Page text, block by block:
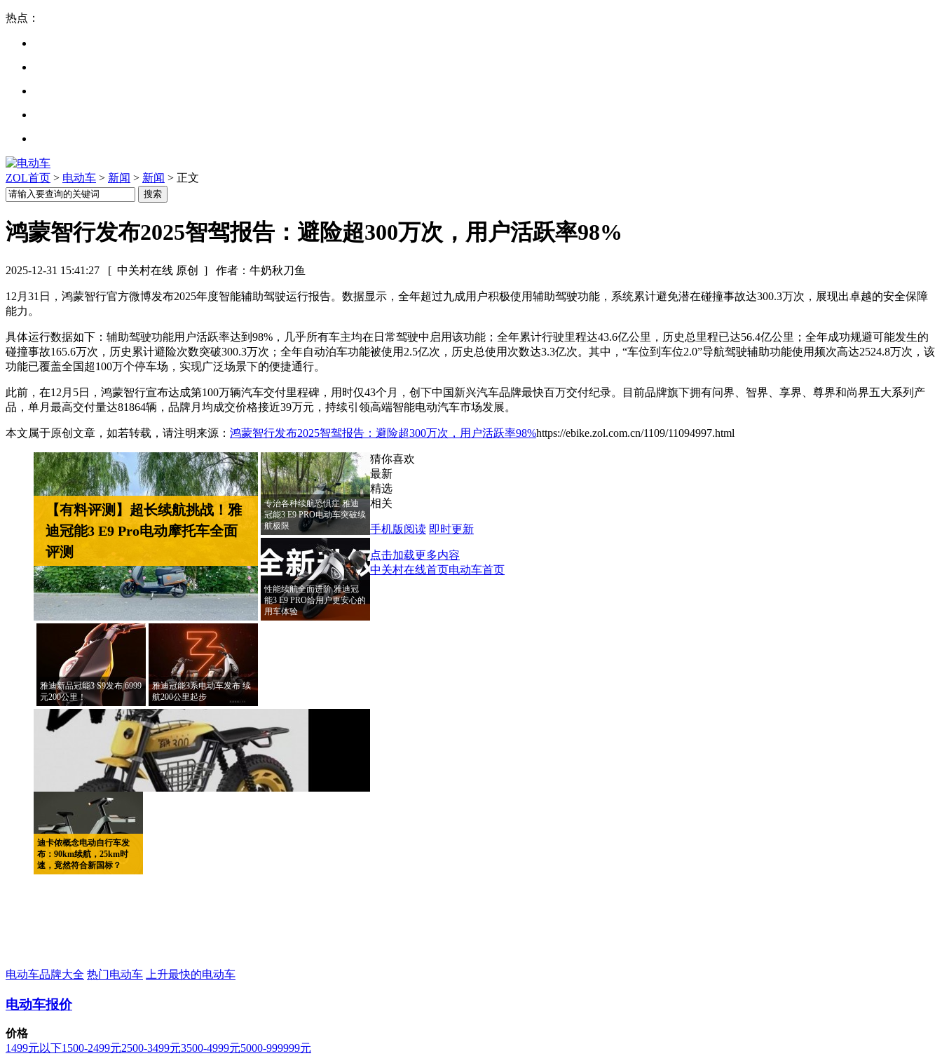
热点：
ZOL首页 > 电动车 > 新闻 > 新闻 > 正文
鸿蒙智行发布2025智驾报告：避险超300万次，用户活跃率98%
2025-12-31 15:41:27 [ 中关村在线 原创 ] 作者：牛奶秋刀鱼
12月31日，鸿蒙智行官方微博发布2025年度智能辅助驾驶运行报告。数据显示，全年超过九成用户积极使用辅助驾驶功能，系统累计避免潜在碰撞事故达300.3万次，展现出卓越的安全保障
能力。
具体运行数据如下：辅助驾驶功能用户活跃率达到98%，几乎所有车主均在日常驾驶中启用该功能；全年累计行驶里程达43.6亿公里，历史总里程已达56.4亿公里；全年成功规避可能发生的
碰撞事故165.6万次，历史累计避险次数突破300.3万次；全年自动泊车功能被使用2.5亿次，历史总使用次数达3.3亿次。其中，“车位到车位2.0”导航驾驶辅助功能使用频次高达2524.8万次，该
功能已覆盖全国超100万个停车场，实现广泛场景下的便捷通行。
此前，在12月5日，鸿蒙智行宣布达成第100万辆汽车交付里程碑，用时仅43个月，创下中国新兴汽车品牌最快百万交付纪录。目前品牌旗下拥有问界、智界、享界、尊界和尚界五大系列产
品，单月最高交付量达81864辆，品牌月均成交价格接近39万元，持续引领高端智能电动汽车市场发展。
本文属于原创文章，如若转载，请注明来源： 鸿蒙智行发布2025智驾报告：避险超300万次，用户活跃率98%https://ebike.zol.com.cn/1109/11094997.html
【有料评测】超长续航挑战！雅
迪冠能3 E9 Pro电动摩托车全面
评测
专治各种续航恐惧症 雅迪
冠能3 E9 PRO电动车突破续
航极限
性能续航全面进阶 雅迪冠
能3 E9 PRO给用户更安心的
用车体验
雅迪新品冠能3 S9发布 6999
元200公里！
雅迪冠能3系电动车发布 续
航200公里起步
迪卡侬概念电动自行车发
布：90km续航，25km时
速，竟然符合新国标？
猜你喜欢
最新
精选
相关
手机版阅读 即时更新
点击加载更多内容
中关村在线首页电动车首页
电动车品牌大全 热门电动车 上升最快的电动车
电动车报价
价格
1499元以下1500-2499元2500-3499元3500-4999元5000-999999元